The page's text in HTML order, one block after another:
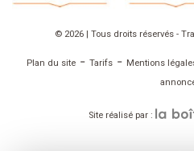
© 2026 | Tous droits réservés -
Plan du site- Tarifs- Mentions
Site réalisé par :